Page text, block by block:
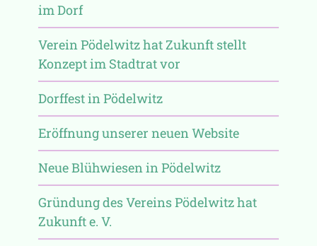
im Dorf
Verein Pödelwitz hat Zukunft stellt
Konzept im Stadtrat vor
Dorffest in Pödelwitz
Eröffnung unserer neuen Website
Neue Blühwiesen in Pödelwitz
Gründung des Vereins Pödelwitz hat
Zukunft e. V.